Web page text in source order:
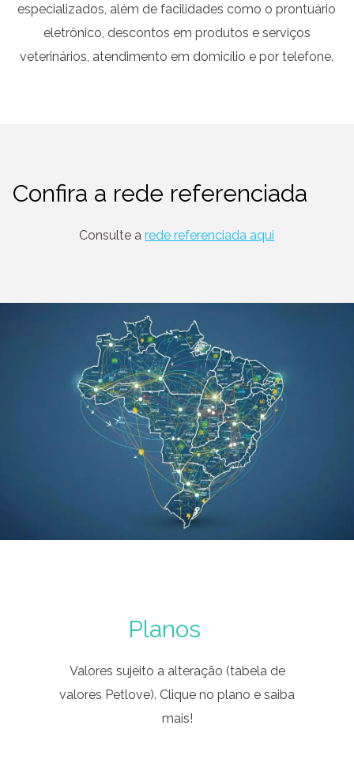
especializados, além de facilidades como o prontuário
eletrônico, descontos em produtos e serviços
veterinários, atendimento em domicílio e por telefone.
Confira a rede referenciada
Consulte arede referenciada aqui
Planos
Valores sujeito a alteração (tabela de
valores Petlove). Clique no plano e saiba
mais!